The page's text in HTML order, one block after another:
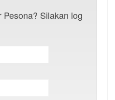
Silakan log